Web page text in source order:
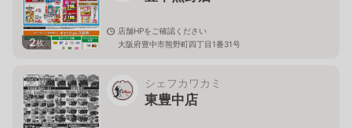
2枚
店舗HPをご確認ください
大阪府豊中市熊野町四丁目1番31号
シェフカワカミ
東豊中店